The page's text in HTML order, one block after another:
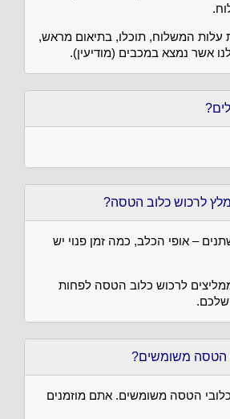
עלות המשלוח, תוכלו, בתיאום מראש,
אשר נמצא במכבים (מודיעין).
לרכוש כלוב הטסה?
– אופי הכלב, כמה זמן פנוי יש
ממליצים לרכוש כלוב הטסה לפחות
שלכם.
הטסה משומשים?
הטסה משומשים. אתם מוזמנים